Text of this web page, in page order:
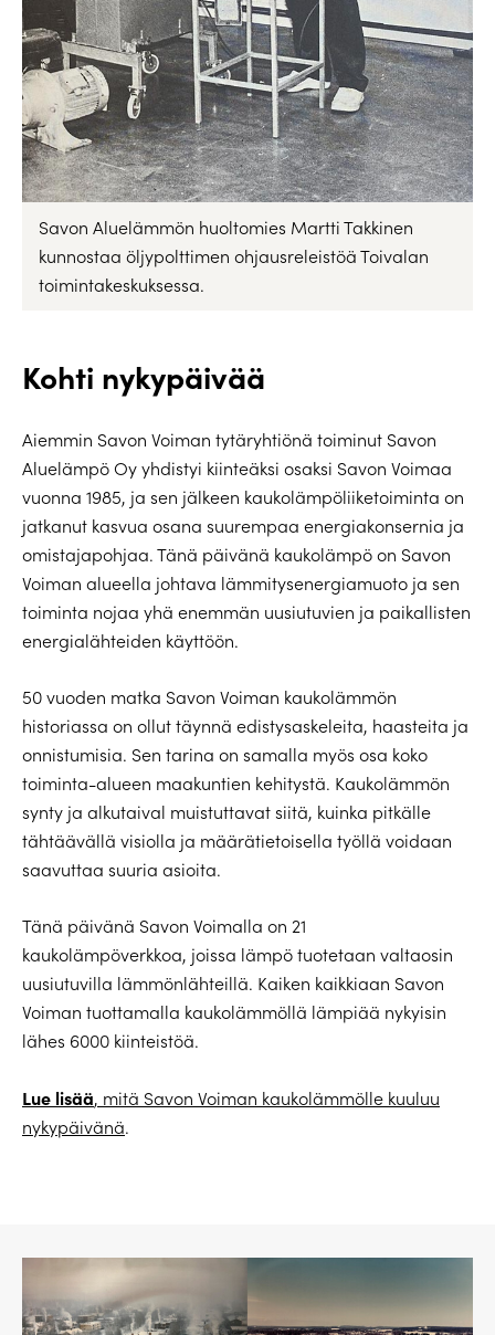
Savon Aluelämmön huoltomies Martti Takkinen
kunnostaa öljypolttimen ohjausreleistöä Toivalan
toimintakeskuksessa.
Kohti nykypäivää
Aiemmin Savon Voiman tytäryhtiönä toiminut Savon
Aluelämpö Oy yhdistyi kiinteäksi osaksi Savon Voimaa
vuonna 1985, ja sen jälkeen kaukolämpöliiketoiminta on
jatkanut kasvua osana suurempaa energiakonsernia ja
omistajapohjaa. Tänä päivänä kaukolämpö on Savon
Voiman alueella johtava lämmitysenergiamuoto ja sen
toiminta nojaa yhä enemmän uusiutuvien ja paikallisten
energialähteiden käyttöön.
50 vuoden matka Savon Voiman kaukolämmön
historiassa on ollut täynnä edistysaskeleita, haasteita ja
onnistumisia. Sen tarina on samalla myös osa koko
toiminta-alueen maakuntien kehitystä. Kaukolämmön
synty ja alkutaival muistuttavat siitä, kuinka pitkälle
tähtäävällä visiolla ja määrätietoisella työllä voidaan
saavuttaa suuria asioita.
Tänä päivänä Savon Voimalla on 21
kaukolämpöverkkoa, joissa lämpö tuotetaan valtaosin
uusiutuvilla lämmönlähteillä. Kaiken kaikkiaan Savon
Voiman tuottamalla kaukolämmöllä lämpiää nykyisin
lähes 6000 kiinteistöä.
Lue lisää, mitä Savon Voiman kaukolämmölle kuuluu
nykypäivänä.